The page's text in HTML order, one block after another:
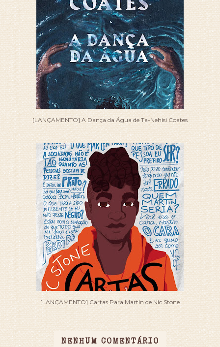
[LANÇAMENTO] A Dança da Água de Ta-Nehisi Coates
[LANÇAMENTO] Cartas Para Martin de Nic Stone
NENHUM COMENTÁRIO